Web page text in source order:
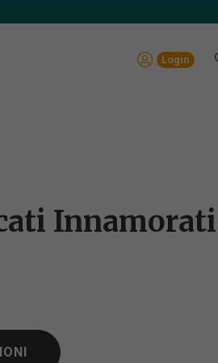
Login
Innamorati